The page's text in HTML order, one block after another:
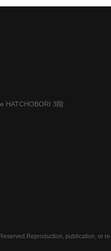
HATCHOBORI 3階
publication, or